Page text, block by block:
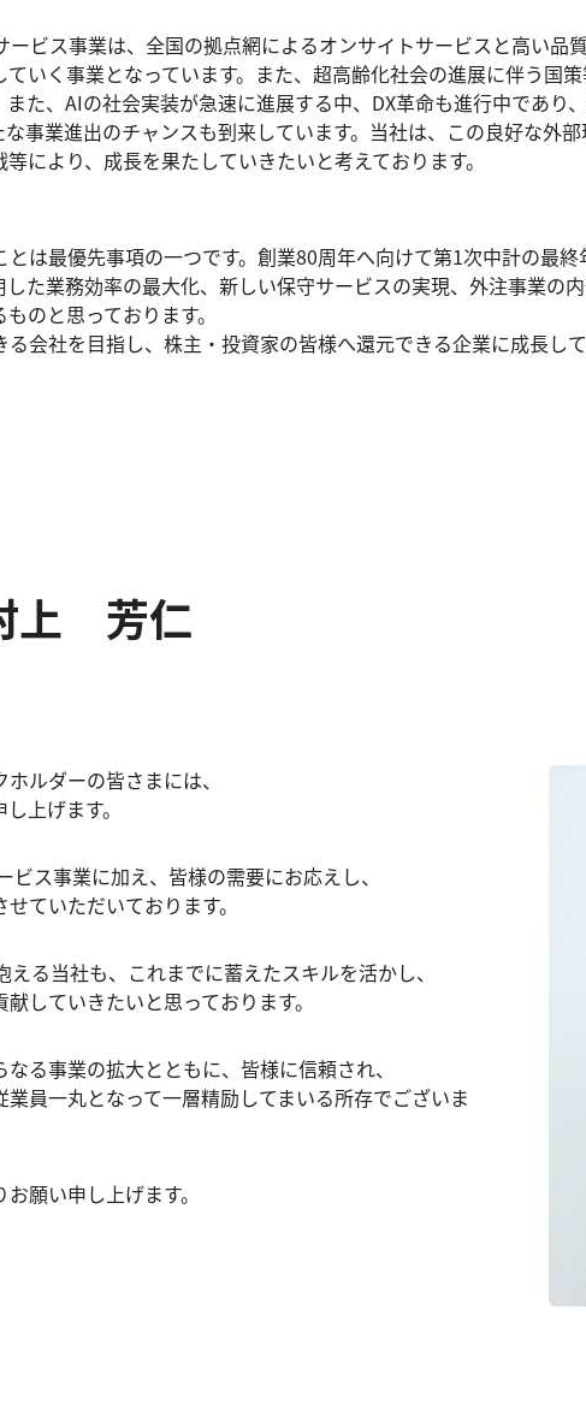
ビス事業は、全国の拠点網によるオンサイトサービスと高い品
いく事業となっています。また、超高齢化社会の進展に伴う国
た、AIの社会実装が急速に進展する中、DX革命も進行中であり
事業進出のチャンスも到来しています。当社は、この良好な外
により、成長を果たしていきたいと考えております。
は最優先事項の一つです。創業80周年へ向けて第1次中計の最
た業務効率の最大化、新しい保守サービスの実現、外注事業の
のと思っております。
会社を目指し、株主・投資家の皆様へ還元できる企業に成長し
上 芳仁
ルダーの皆さまには、
上げます。
ス事業に加え、皆様の需要にお応えし、
ていただいております。
る当社も、これまでに蓄えたスキルを活かし、
していきたいと思っております。
る事業の拡大とともに、皆様に信頼され、
員一丸となって一層精励してまいる所存でございま
願い申し上げます。